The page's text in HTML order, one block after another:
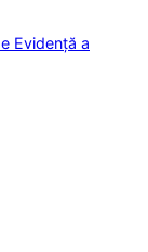
Evidență a